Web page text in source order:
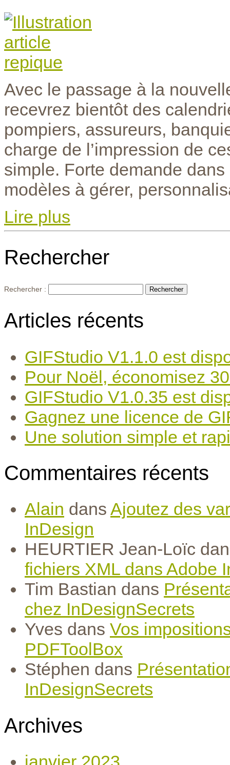
Avec le passage à la
recevrez bientôt des
pompiers, assureurs,
charge de l’impression de
simple. Forte demande
modèles à gérer,
Lire plus
Rechercher
Rechercher :
Articles récents
GIFStudio V1.1.0 est
Pour Noël, économisez
GIFStudio V1.0.35 est
Gagnez une licence de
Une solution simple et
Commentaires récents
Alain dans Ajoutez des
InDesign
HEURTIER Jean-Loïc
fichiers XML dans Adobe
Tim Bastian dans
chez InDesignSecrets
Yves dans Vos
PDFToolBox
Stéphen dans
InDesignSecrets
Archives